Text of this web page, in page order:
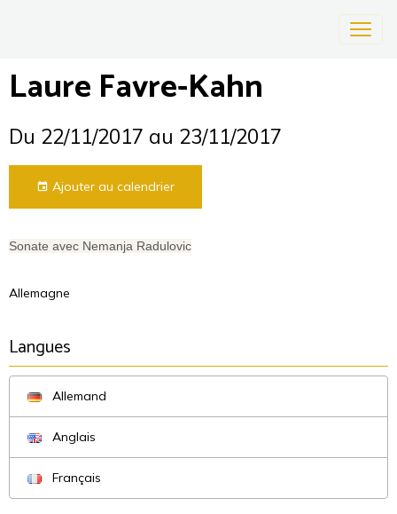
Laure Favre-Kahn
Du 22/11/2017 au 23/11/2017
Ajouter au calendrier
Sonate avec Nemanja Radulovic
Allemagne
Langues
Allemand
Anglais
Français